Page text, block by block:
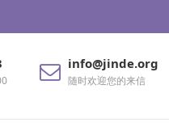
info@jinde.org
随时欢迎您的来信